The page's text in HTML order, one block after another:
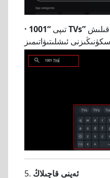
· تىپى“1001 TVs”
5. ئەپنى قاچىلاڭ